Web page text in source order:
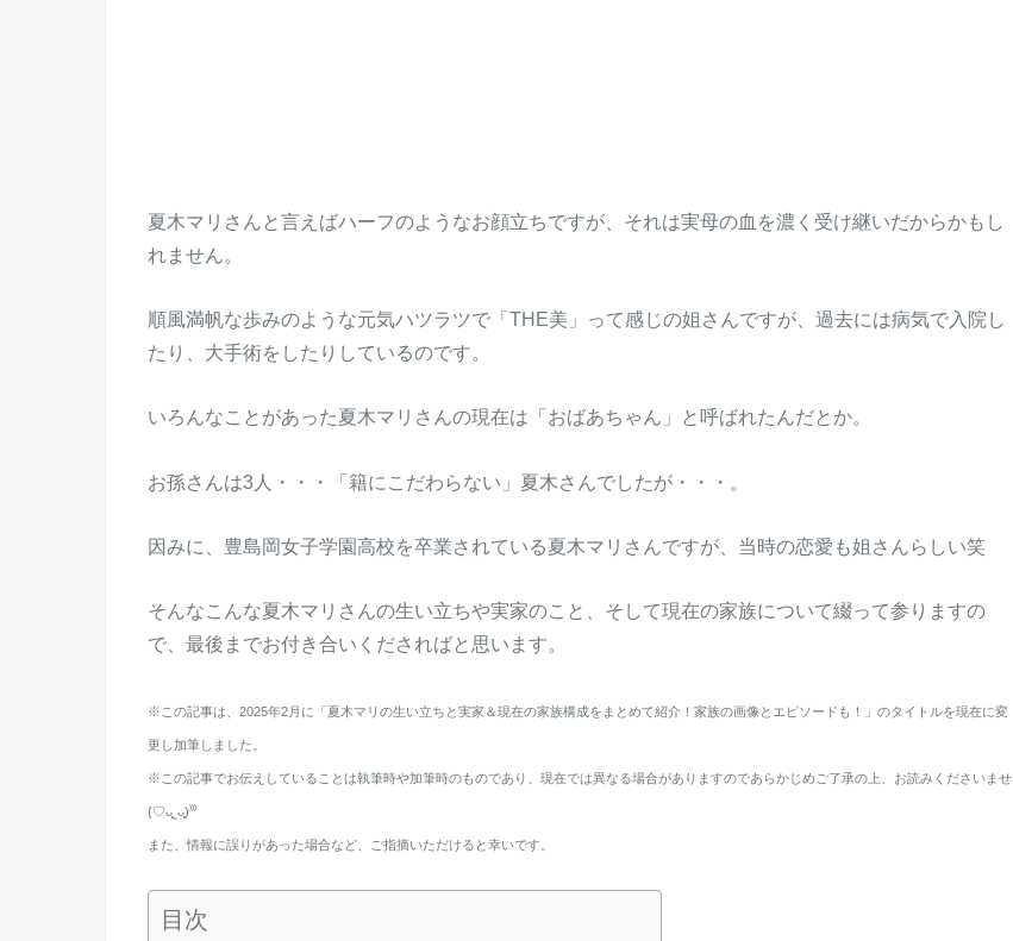
夏木マリさんと言えばハーフのようなお顔立ちですが、それは実母の血を濃く受け継いだからかもし
れません。
順風満帆な歩みのような元気ハツラツで「THE美」って感じの姐さんですが、過去には病気で入院し
たり、大手術をしたりしているのです。
いろんなことがあった夏木マリさんの現在は「おばあちゃん」と呼ばれたんだとか。
お孫さんは3人・・・「籍にこだわらない」夏木さんでしたが・・・。
因みに、豊島岡女子学園高校を卒業されている夏木マリさんですが、当時の恋愛も姐さんらしい笑
そんなこんな夏木マリさんの生い立ちや実家のこと、そして現在の家族について綴って参りますの
で、最後までお付き合いくださればと思います。
※この記事は、2025年2月に「夏木マリの生い立ちと実家＆現在の家族構成をまとめて紹介！家族の画像とエピソードも！」のタイトルを現在に変
更し加筆しました。
※この記事でお伝えしていることは執筆時や加筆時のものであり、現在では異なる場合がありますのであらかじめご了承の上、お読みくださいませ
(♡ᴗ͈ˬᴗ͈)⁾⁾⁾
また、情報に誤りがあった場合など、ご指摘いただけると幸いです。
目次